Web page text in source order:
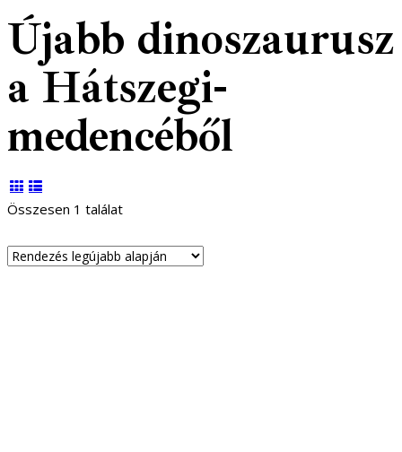
Újabb dinoszaurusz
a Hátszegi-
medencéből
Összesen 1 találat